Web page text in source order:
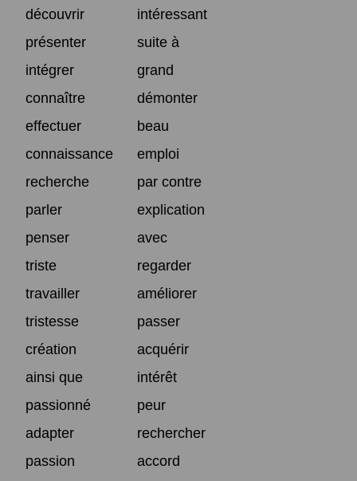
découvrir
intéressant
présenter
suite à
intégrer
grand
connaître
démonter
effectuer
beau
connaissance
emploi
recherche
par contre
parler
explication
penser
avec
triste
regarder
travailler
améliorer
tristesse
passer
création
acquérir
ainsi que
intérêt
passionné
peur
adapter
rechercher
passion
accord